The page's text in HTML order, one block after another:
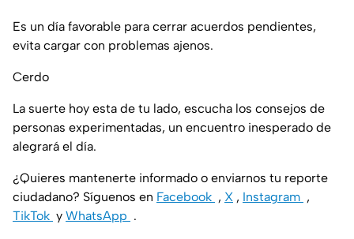
Es un día favorable para cerrar acuerdos pendientes,
evita cargar con problemas ajenos.
Cerdo
La suerte hoy esta de tu lado, escucha los consejos de
personas experimentadas, un encuentro inesperado de
alegrará el día.
¿Quieres mantenerte informado o enviarnos tu reporte
ciudadano? Síguenos en Facebook , X , Instagram ,
TikTok y WhatsApp .